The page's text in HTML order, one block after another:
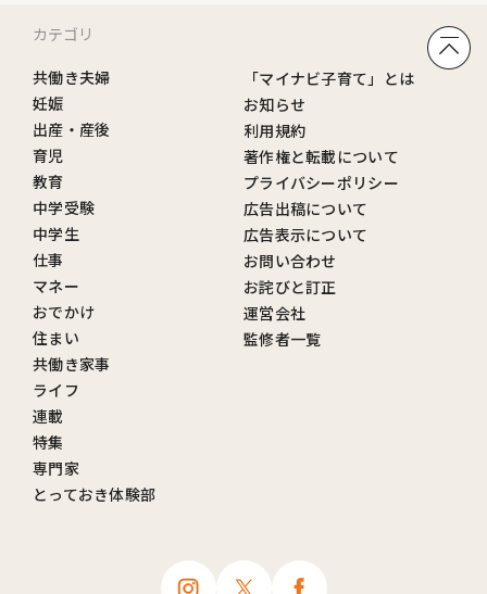
カテゴリ
共働き夫婦
妊娠
出産・産後
育児
教育
中学受験
中学生
仕事
マネー
おでかけ
住まい
共働き家事
ライフ
連載
特集
専門家
とっておき体験部
「マイナビ子育て」とは
お知らせ
利用規約
著作権と転載について
プライバシーポリシー
広告出稿について
広告表示について
お問い合わせ
お詫びと訂正
運営会社
監修者一覧